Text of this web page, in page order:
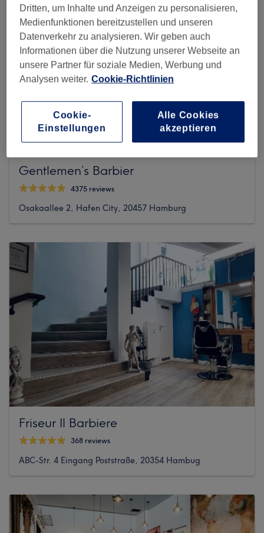
Gentlemen’s Barbier
4375 reviews
Osakaallee 2, Hafen City, 20457 Hamburg
Friseur Il Barbiere
368 reviews
ABC-Str. 4 Eingang Poststraße, 20354 Hambug
Dritten, um Inhalte und Anzeigen zu personalisieren,
Medienfunktionen bereitzustellen und unseren
Datenverkehr zu analysieren. Wir geben auch
Informationen über die Nutzung unserer Webseite an
unsere Partner für soziale Medien, Werbung und
Analysen weiter. Cookie-Richtlinien
Cookie-
Einstellungen
Alle Cookies
akzeptieren